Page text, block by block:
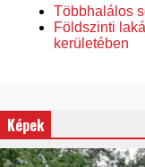
Többhalálos
Földszinti
kerületében
Képek